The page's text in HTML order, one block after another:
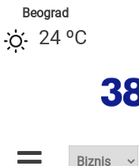
Beograd
24 ºC